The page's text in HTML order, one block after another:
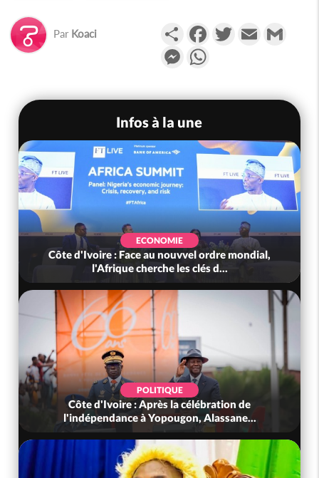
Par Koaci PartagerFacebookTwitterEmail
Messenger
Infos à la une
ECONOMIE
Côte d'Ivoire : Face au nouvvel ordre mondial,
l'Afrique cherche les clés d...
POLITIQUE
Côte d'Ivoire : Après la célébration de
l'indépendance à Yopougon, Alassane...